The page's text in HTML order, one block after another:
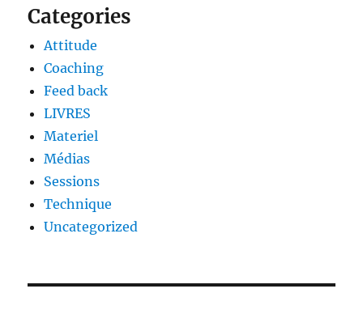
Categories
Attitude
Coaching
Feed back
LIVRES
Materiel
Médias
Sessions
Technique
Uncategorized